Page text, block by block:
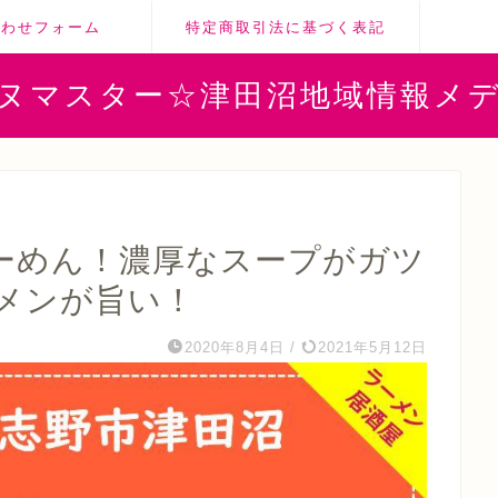
せフォーム 特定商取引法に基づく表記
マスター☆津田沼地域情報メ
めん！濃厚なスープがガツ
ンが旨い！
2020年8月4日 / 2021年5月12日